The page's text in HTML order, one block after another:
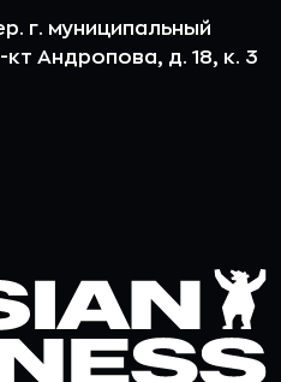
г. муниципальный
Андропова, д. 18, к. 3